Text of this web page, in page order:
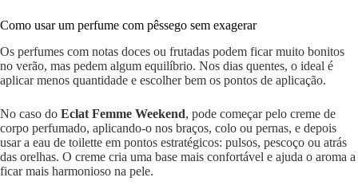
Como usar um perfume com pêssego sem exagerar
Os perfumes com notas doces ou frutadas podem ficar muito bonitos
no verão, mas pedem algum equilíbrio. Nos dias quentes, o ideal é
aplicar menos quantidade e escolher bem os pontos de aplicação.
No caso do Eclat Femme Weekend, pode começar pelo creme de
corpo perfumado, aplicando-o nos braços, colo ou pernas, e depois
usar a eau de toilette em pontos estratégicos: pulsos, pescoço ou atrás
das orelhas. O creme cria uma base mais confortável e ajuda o aroma a
ficar mais harmonioso na pele.